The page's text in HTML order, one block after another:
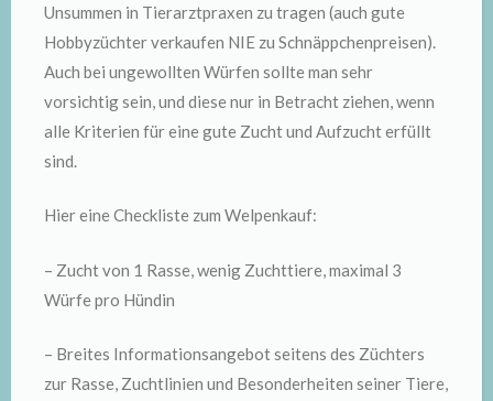
Unsummen in Tierarztpraxen zu tragen (auch gute
Hobbyzüchter verkaufen NIE zu Schnäppchenpreisen).
Auch bei ungewollten Würfen sollte man sehr
vorsichtig sein, und diese nur in Betracht ziehen, wenn
alle Kriterien für eine gute Zucht und Aufzucht erfüllt
sind.
Hier eine Checkliste zum Welpenkauf:
– Zucht von 1 Rasse, wenig Zuchttiere, maximal 3
Würfe pro Hündin
– Breites Informationsangebot seitens des Züchters
zur Rasse, Zuchtlinien und Besonderheiten seiner Tiere,